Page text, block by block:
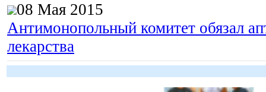
08 Мая 2015
Антимонопольный комитет обязал
лекарства